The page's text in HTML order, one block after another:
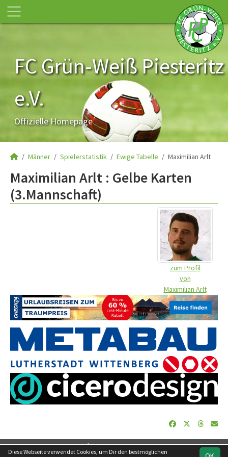
FC Grün-Weiß Piesteritz
e.V.
Offizielle Homepage
Männer Spielerstatistik Ewige Tabelle Maximilian Arlt
Maximilian Arlt : Gelbe Karten
(3.Mannschaft)
zum Profil
von
Maximilian Arlt
soccero.de
Diese Webseite verwendet Cookies, um Dir den bestmöglichen